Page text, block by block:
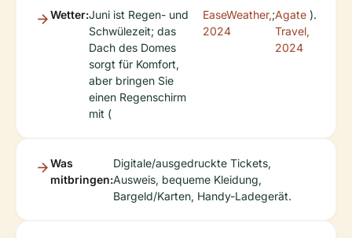
Wetter:Juni ist Regen- und
Schwülezeit; das
Dach des Domes
sorgt für Komfort,
aber bringen Sie
einen Regenschirm
mit (
EaseWeather,
2024
;Agate
Travel,
2024
).
Was
mitbringen:
Digitale/ausgedruckte Tickets,
Ausweis, bequeme Kleidung,
Bargeld/Karten, Handy-Ladegerät.